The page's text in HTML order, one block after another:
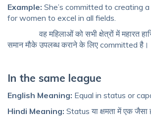
Example: She’s committed to creating
for women to excel in all fields.
वह महिलाओं को सभी क्षेत्रों में महारत
समान मौके उपलब्ध कराने के लिए committed है।
In the same league
English Meaning: Equal in status or
Hindi Meaning: Status या क्षमता में एक जैसा